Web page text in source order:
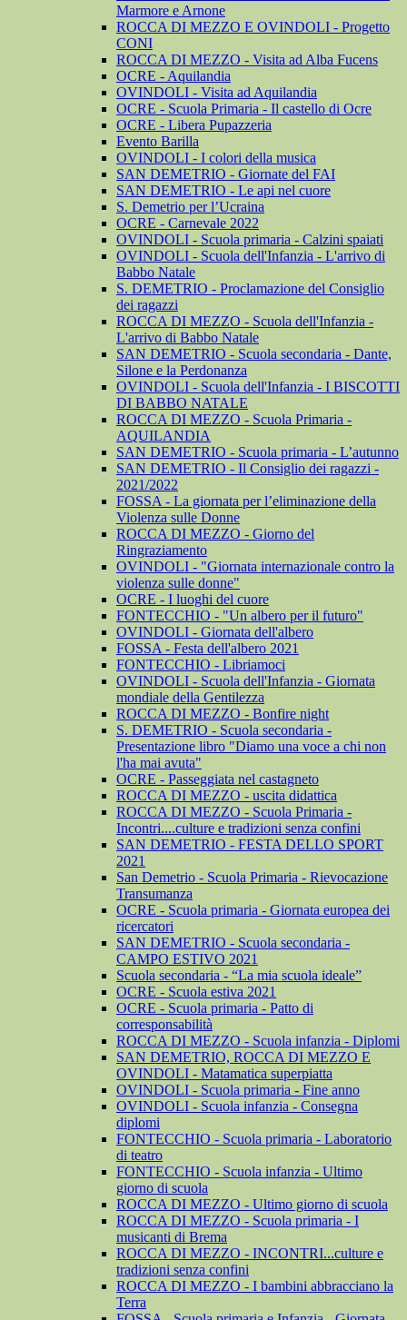
Marmore e Arnone
ROCCA DI MEZZO E OVINDOLI - Progetto
CONI
ROCCA DI MEZZO - Visita ad Alba Fucens
OCRE - Aquilandia
OVINDOLI - Visita ad Aquilandia
OCRE - Scuola Primaria - Il castello di Ocre
OCRE - Libera Pupazzeria
Evento Barilla
OVINDOLI - I colori della musica
SAN DEMETRIO - Giornate del FAI
SAN DEMETRIO - Le api nel cuore
S. Demetrio per l’Ucraina
OCRE - Carnevale 2022
OVINDOLI - Scuola primaria - Calzini spaiati
OVINDOLI - Scuola dell'Infanzia - L'arrivo di
Babbo Natale
S. DEMETRIO - Proclamazione del Consiglio
dei ragazzi
ROCCA DI MEZZO - Scuola dell'Infanzia -
L'arrivo di Babbo Natale
SAN DEMETRIO - Scuola secondaria - Dante,
Silone e la Perdonanza
OVINDOLI - Scuola dell'Infanzia - I BISCOTTI
DI BABBO NATALE
ROCCA DI MEZZO - Scuola Primaria -
AQUILANDIA
SAN DEMETRIO - Scuola primaria - L’autunno
SAN DEMETRIO - Il Consiglio dei ragazzi -
2021/2022
FOSSA - La giornata per l’eliminazione della
Violenza sulle Donne
ROCCA DI MEZZO - Giorno del
Ringraziamento
OVINDOLI - "Giornata internazionale contro la
violenza sulle donne"
OCRE - I luoghi del cuore
FONTECCHIO - "Un albero per il futuro"
OVINDOLI - Giornata dell'albero
FOSSA - Festa dell'albero 2021
FONTECCHIO - Libriamoci
OVINDOLI - Scuola dell'Infanzia - Giornata
mondiale della Gentilezza
ROCCA DI MEZZO - Bonfire night
S. DEMETRIO - Scuola secondaria -
Presentazione libro "Diamo una voce a chi non
l'ha mai avuta"
OCRE - Passeggiata nel castagneto
ROCCA DI MEZZO - uscita didattica
ROCCA DI MEZZO - Scuola Primaria -
Incontri....culture e tradizioni senza confini
SAN DEMETRIO - FESTA DELLO SPORT
2021
San Demetrio - Scuola Primaria - Rievocazione
Transumanza
OCRE - Scuola primaria - Giornata europea dei
ricercatori
SAN DEMETRIO - Scuola secondaria -
CAMPO ESTIVO 2021
Scuola secondaria - “La mia scuola ideale”
OCRE - Scuola estiva 2021
OCRE - Scuola primaria - Patto di
corresponsabilità
ROCCA DI MEZZO - Scuola infanzia - Diplomi
SAN DEMETRIO, ROCCA DI MEZZO E
OVINDOLI - Matamatica superpiatta
OVINDOLI - Scuola primaria - Fine anno
OVINDOLI - Scuola infanzia - Consegna
diplomi
FONTECCHIO - Scuola primaria - Laboratorio
di teatro
FONTECCHIO - Scuola infanzia - Ultimo
giorno di scuola
ROCCA DI MEZZO - Ultimo giorno di scuola
ROCCA DI MEZZO - Scuola primaria - I
musicanti di Brema
ROCCA DI MEZZO - INCONTRI...culture e
tradizioni senza confini
ROCCA DI MEZZO - I bambini abbracciano la
Terra